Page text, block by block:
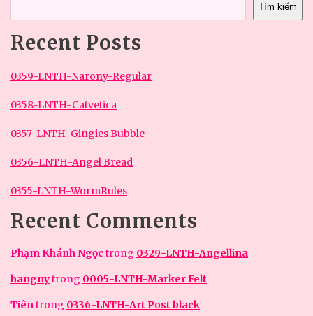
Tìm kiếm
Recent Posts
0359-LNTH-Narony-Regular
0358-LNTH-Catvetica
0357-LNTH-Gingies Bubble
0356-LNTH-Angel Bread
0355-LNTH-WormRules
Recent Comments
Phạm Khánh Ngọc trong 0329-LNTH-Angellina
hangnytrong 0005-LNTH-Marker Felt
Tiêntrong 0336-LNTH-Art Post black